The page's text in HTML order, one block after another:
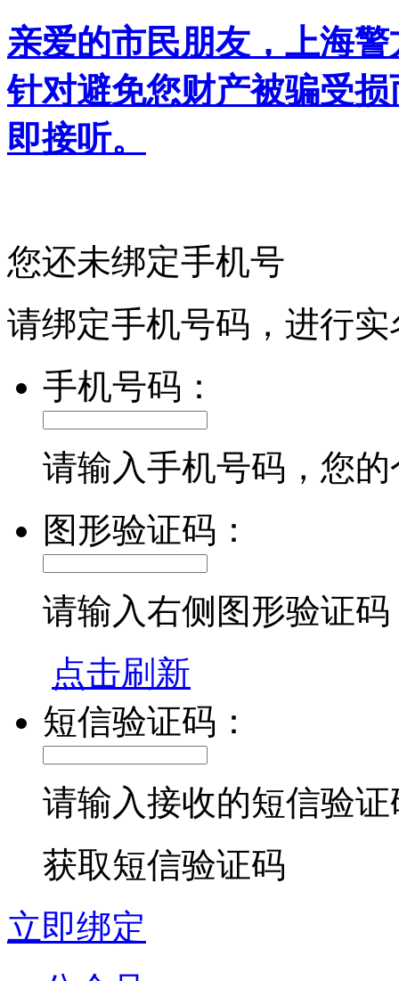
亲爱的市民朋友，上海
针对避免您财产被骗受
即接听。
您还未绑定手机号
请绑定手机号码，进行
手机号码：
请输入手机号码，您
图形验证码：
请输入右侧图形验证码
点击刷新
短信验证码：
请输入接收的短信验证
获取短信验证码
立即绑定